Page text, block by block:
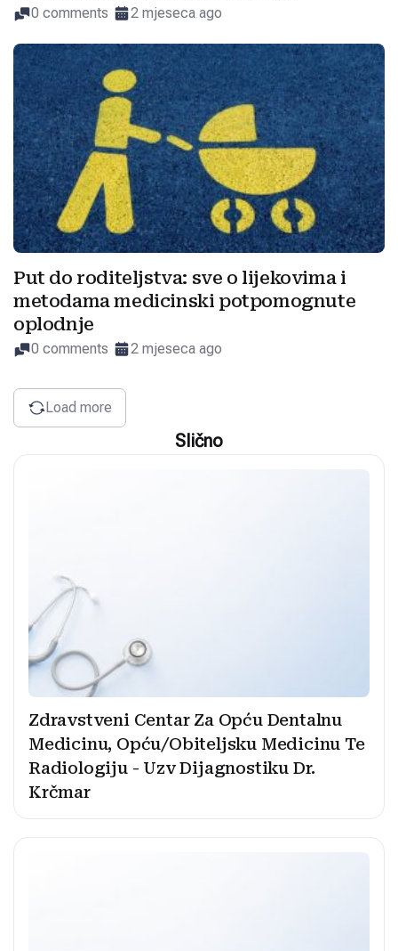
0 comments 2 mjeseca ago
Put do roditeljstva: sve o lijekovima i
metodama medicinski potpomognute
oplodnje
0 comments 2 mjeseca ago
Load more
Slično
Zdravstveni Centar Za Opću Dentalnu
Medicinu, Opću/Obiteljsku Medicinu Te
Radiologiju - Uzv Dijagnostiku Dr.
Krčmar